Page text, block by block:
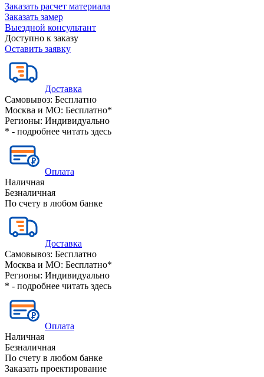
Заказать расчет материала
Заказать замер
Выездной консультант
Доступно к заказу
Оставить заявку
Доставка
Самовывоз: Бесплатно
Москва и МО: Бесплатно*
Регионы: Индивидуально
* - подробнее читать здесь
Оплата
Наличная
Безналичная
По счету в любом банке
Доставка
Самовывоз: Бесплатно
Москва и МО: Бесплатно*
Регионы: Индивидуально
* - подробнее читать здесь
Оплата
Наличная
Безналичная
По счету в любом банке
Заказать проектирование